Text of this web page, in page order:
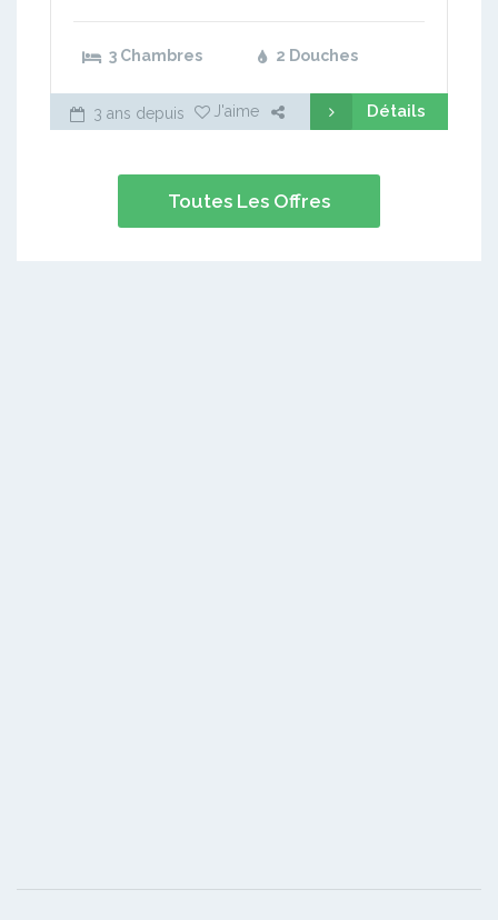
3 Chambres 2 Douches
3 ans depuis J'aime Détails
Toutes Les Offres